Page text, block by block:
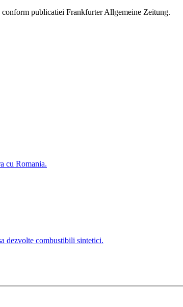
publicatiei Frankfurter Allgemeine Zeitung.
cu Romania.
dezvolte combustibili sintetici.